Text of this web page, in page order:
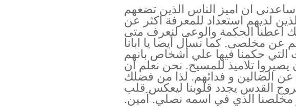
ساعدنى ان اميز الناس الذين تضعهم
لديهم استعداد للمعرفة اكثر عن
الحكمة والوعى لنعرف متى
مخلصى. كما نسأل أيضا يا ابانا
التي حكمنا فيها علي أشخاص بانهم
تلاميذ للمسيح. نحن نعلم ان
الضالين و فدائهم. لذا من فضلك
القدس يجدد قلوبنا ليعكس قلب
و مخلصنا الذي في اسمه نصلي. آمين.